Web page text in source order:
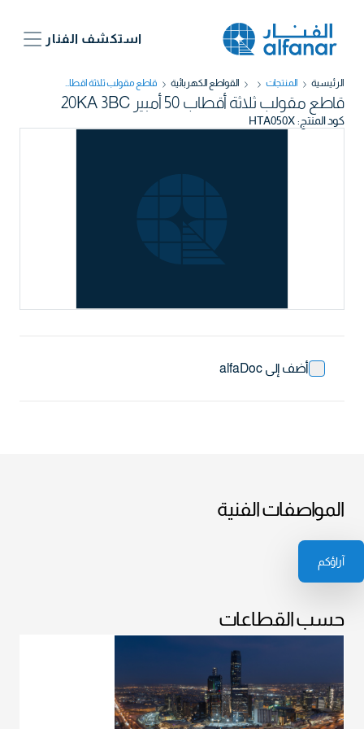
آراؤكم
استكشف الفنار
الرئيسية المنتجات القواطع الكهربائية قاطع مقولب ثلاثة أقطاب 50 أمبير 20KA 3BC
أضف إلى alfaDoc
قاطع مقولب ثلاثة أقطاب 50 أمبير 20KA 3BC
كود المنتج:
HTA050X
المواصفات الفنية
حسب القطاعات